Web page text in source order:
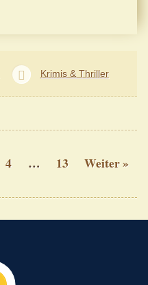
Krimis & Thriller
4 … 13 Weiter »